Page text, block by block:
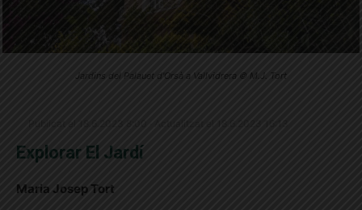
Jardins del Palauet d'Orsà a Vallvidrera © M.J. Tort
Explorar El Jardí
Maria Josep Tort